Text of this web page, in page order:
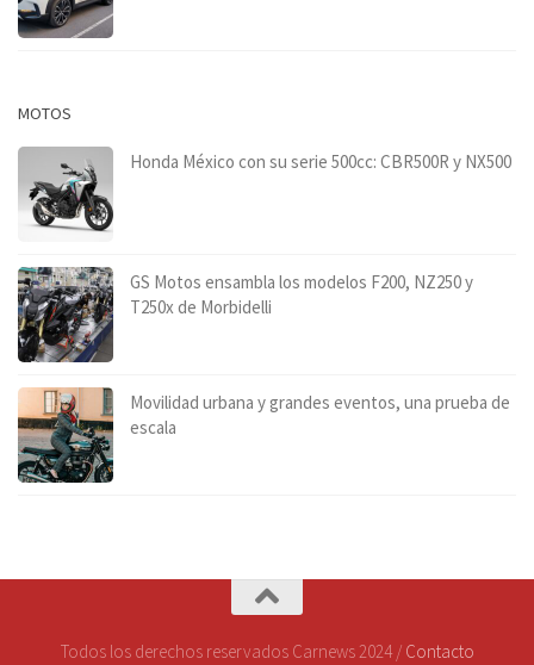
MOTOS
Honda México con su serie 500cc: CBR500R y NX500
GS Motos ensambla los modelos F200, NZ250 y
T250x de Morbidelli
Movilidad urbana y grandes eventos, una prueba de
escala
Todos los derechos reservados Carnews 2024 / Contacto